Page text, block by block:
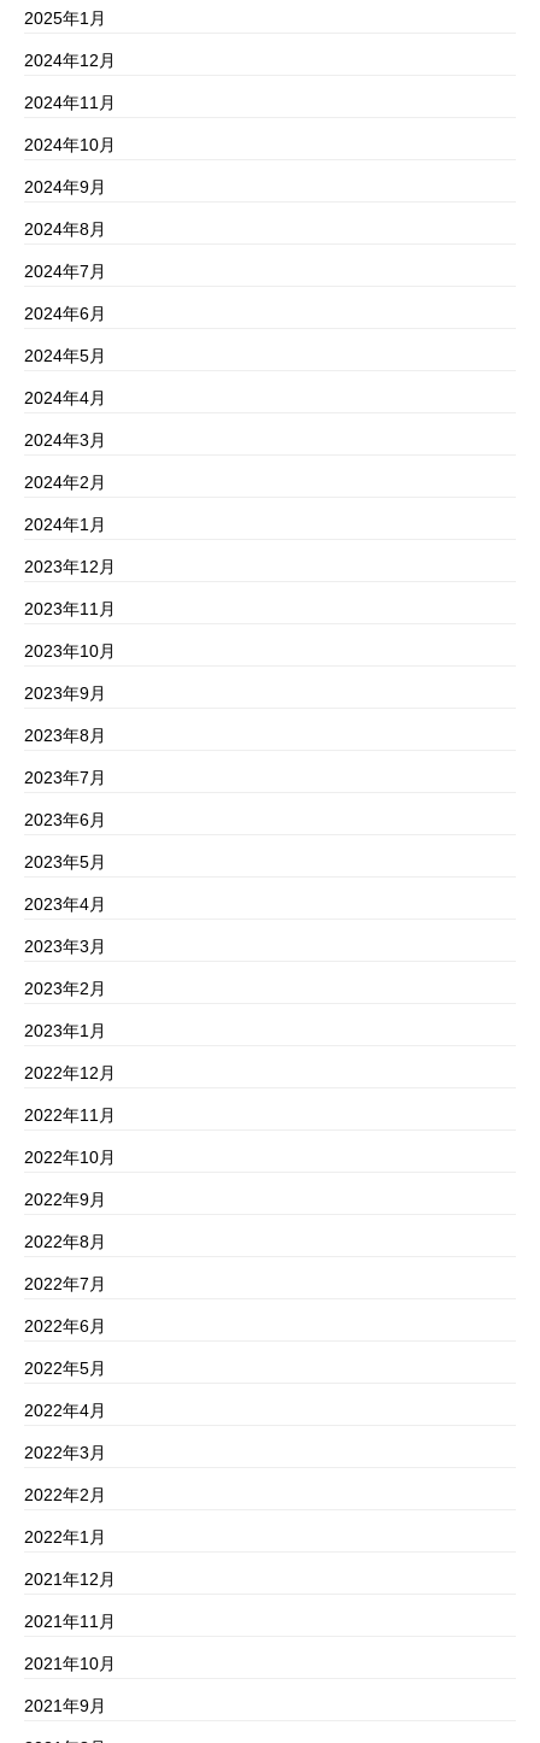
2025年1月
2024年12月
2024年11月
2024年10月
2024年9月
2024年8月
2024年7月
2024年6月
2024年5月
2024年4月
2024年3月
2024年2月
2024年1月
2023年12月
2023年11月
2023年10月
2023年9月
2023年8月
2023年7月
2023年6月
2023年5月
2023年4月
2023年3月
2023年2月
2023年1月
2022年12月
2022年11月
2022年10月
2022年9月
2022年8月
2022年7月
2022年6月
2022年5月
2022年4月
2022年3月
2022年2月
2022年1月
2021年12月
2021年11月
2021年10月
2021年9月